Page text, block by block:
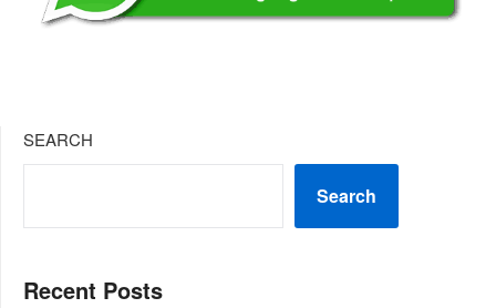
SEARCH
Search
Recent Posts